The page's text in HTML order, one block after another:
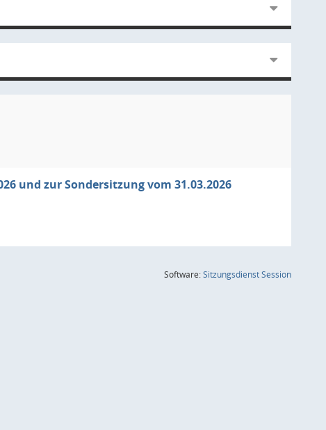
und zur Sondersitzung vom 31.03.2026
Software:SitzungsdienstSession(Wird in